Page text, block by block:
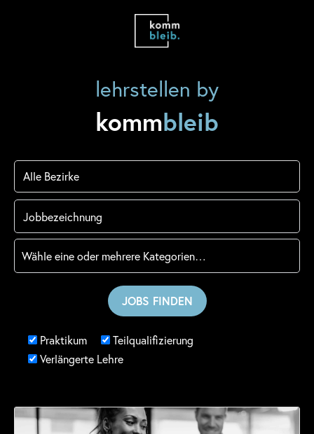
lehrstellen by
kommbleib
Praktikum
Teilqualifizierung
Verlängerte Lehre